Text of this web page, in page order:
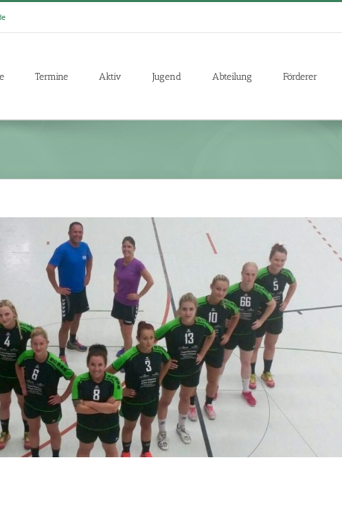
Termine Aktiv Jugend Abteilung Förderer